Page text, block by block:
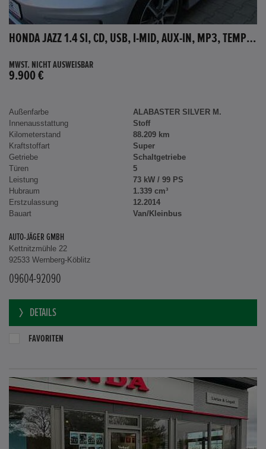
HONDA JAZZ 1.4 SI, CD, USB, I-MID, AUX-IN, MP3, TEMPOMAT
MWST. NICHT AUSWEISBAR
9.900 €
Außenfarbe
ALABASTER SILVER M.
Innenausstattung
Stoff
Kilometerstand
88.209 km
Kraftstoffart
Super
Getriebe
Schaltgetriebe
Türen
5
Leistung
73 kW / 99 PS
Hubraum
1.339 cm³
Erstzulassung
12.2014
Bauart
Van/Kleinbus
AUTO-JÄGER GMBH
Kettnitzmühle 22
92533 Wernberg-Köblitz
09604-92090
DETAILS
FAVORITEN